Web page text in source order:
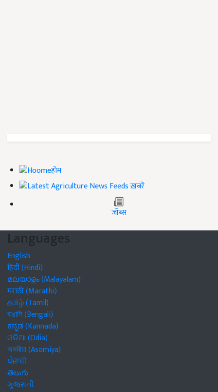
होम
ख़बरें
जॉब्स
Languages
English
हिंदी (Hindi)
മലയാളം (Malayalam)
मराठी (Marathi)
தமிழ் (Tamil)
বাঙালি (Bengali)
ಕನ್ನಡ (Kannada)
ଓଡିଆ (Odia)
অসমীয়া (Asomiya)
ਪੰਜਾਬੀ
తెలుగు
ગુજરાતી